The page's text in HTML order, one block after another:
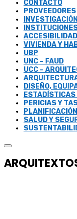
CONTACTO
PROVEEDORES
INVESTIGACIÓN
ACCESIBILIDAD
VIVIENDA Y
UBP
UNC – FAUD
UCC –
DISEÑO,
ESTADÍSTICAS
PERICIAS Y
SALUD Y